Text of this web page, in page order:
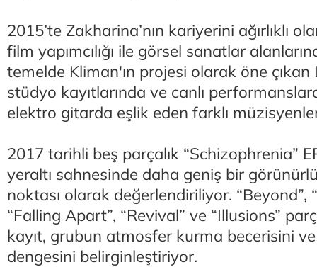
2015’te Zakharina’nın kariyerini ağırlıklı
film yapımcılığı ile görsel sanatlar
temelde Kliman'ın projesi olarak öne çıkan
stüdyo kayıtlarında ve canlı
elektro gitarda eşlik eden farklı
2017 tarihli beş parçalık “Schizophrenia”
yeraltı sahnesinde daha geniş bir
noktası olarak değerlendiriliyor. “Beyond”,
“Falling Apart”, “Revival” ve “Illusions”
kayıt, grubun atmosfer kurma becerisini
dengesini belirginleştiriyor.